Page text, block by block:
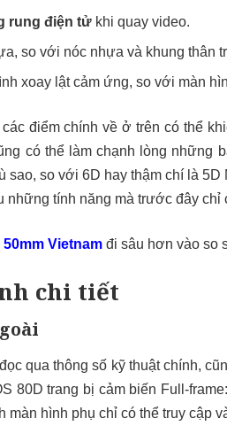
rung điện tử khi quay video.
so với nóc nhựa và khung thân
xoay lật cảm ứng, so với màn
điểm chính về ở trên có thể
có thể làm chạnh lòng những
sao, so với 6D hay thậm chí là 5D
những tính năng mà trước đây chỉ
50mm Vietnam đi sâu hơn vào so
chi tiết
qua thông số kỹ thuật chính,
80D trang bị cảm biến Full-
màn hình phụ chỉ có thể truy cập